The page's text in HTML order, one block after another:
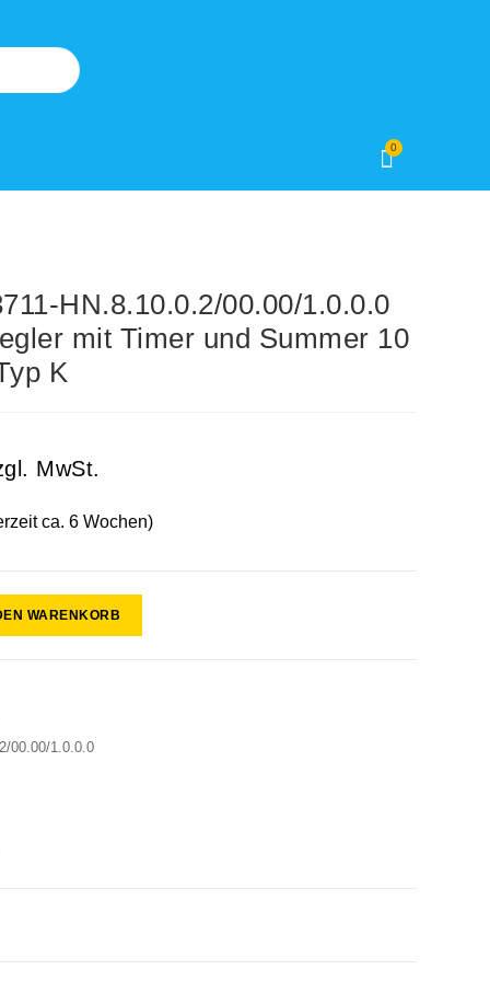
0
HN.8.10.0.2/00.00/1.0.0.0
mit Timer und Summer 10
K
MwSt.
ca. 6 Wochen)
WARENKORB
00.00/1.0.0.0